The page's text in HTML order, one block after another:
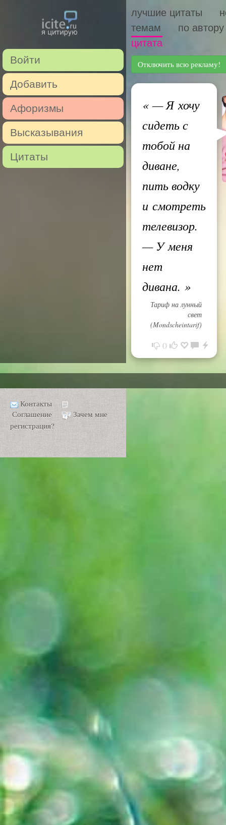
Войти
Добавить
Афоризмы
Высказывания
Цитаты
лучшие цитаты
темам
по автору
цитата
Отключить всю рекламу!
«— Я хочу
сидеть с
тобой на
диване,
пить водку
и смотреть
телевизор.
— У меня
нет
дивана. »
Тариф на лунный
свет
(Mondscheintarif)
0
Контакты
Соглашение
Зачем мне
регистрация?